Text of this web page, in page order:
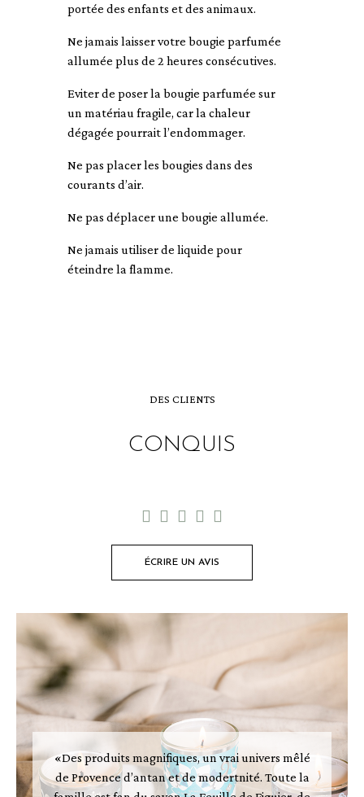
portée des enfants et des animaux.
Ne jamais laisser votre bougie parfumée
allumée plus de 2 heures consécutives.
Eviter de poser la bougie parfumée sur
un matériau fragile, car la chaleur
dégagée pourrait l’endommager.
Ne pas placer les bougies dans des
courants d’air.
Ne pas déplacer une bougie allumée.
Ne jamais utiliser de liquide pour
éteindre la flamme.
DES CLIENTS
CONQUIS
    
ÉCRIRE UN AVIS
«Des produits magnifiques, un vrai univers mêlé
de Provence d’antan et de modertnité. Toute la